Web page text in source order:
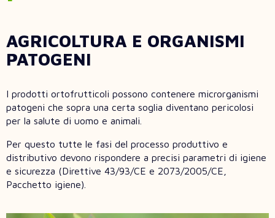
AGRICOLTURA E ORGANISMI
PATOGENI
I prodotti ortofrutticoli possono contenere microrganismi
patogeni che sopra una certa soglia diventano pericolosi
per la salute di uomo e animali.
Per questo tutte le fasi del processo produttivo e
distributivo devono rispondere a precisi parametri di igiene
e sicurezza (Direttive 43/93/CE e 2073/2005/CE,
Pacchetto igiene).